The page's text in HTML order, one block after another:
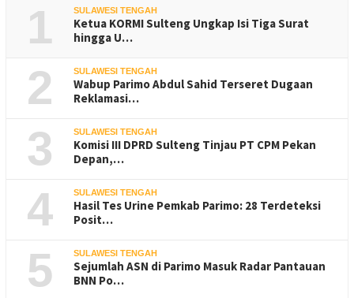
1 SULAWESI TENGAH
Ketua KORMI Sulteng Ungkap Isi Tiga Surat
hingga U…
2 SULAWESI TENGAH
Wabup Parimo Abdul Sahid Terseret Dugaan
Reklamasi…
3 SULAWESI TENGAH
Komisi III DPRD Sulteng Tinjau PT CPM Pekan
Depan,…
4 SULAWESI TENGAH
Hasil Tes Urine Pemkab Parimo: 28 Terdeteksi
Posit…
5 SULAWESI TENGAH
Sejumlah ASN di Parimo Masuk Radar Pantauan
BNN Po…